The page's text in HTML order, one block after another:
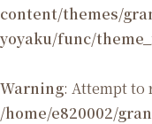
content/themes/
yoyaku/func/
Warning: Attempt to
/home/e820002/